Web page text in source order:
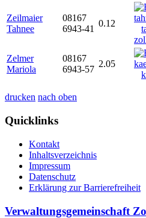
Zeilmaier
Tahnee
08167
6943-41
0.12
Zelmer
Mariola
08167
6943-57
2.05
drucken nach oben
Quicklinks
Kontakt
Inhaltsverzeichnis
Impressum
Datenschutz
Erklärung zur Barrierefreiheit
Verwaltungsgemeinschaft